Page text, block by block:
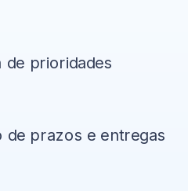
de prioridades
de prazos e entregas